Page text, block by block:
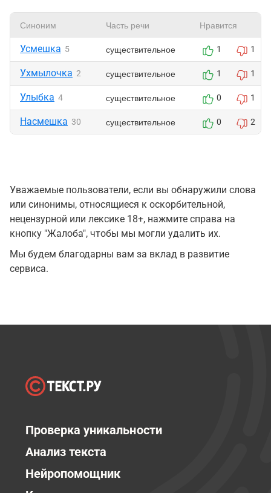
Синоним Часть речи Нравится
Усмешка 5 существительное 1 1
Ухмылочка 2 существительное 1 1
Улыбка 4 существительное 0 1
Насмешка 30 существительное 0 2
Уважаемые пользователи, если вы обнаружили слова
или синонимы, относящиеся к оскорбительной,
нецензурной или лексике 18+, нажмите справа на
кнопку "Жалоба", чтобы мы могли удалить их.
Мы будем благодарны вам за вклад в развитие
сервиса.
Проверка уникальности
Анализ текста
Нейропомощник